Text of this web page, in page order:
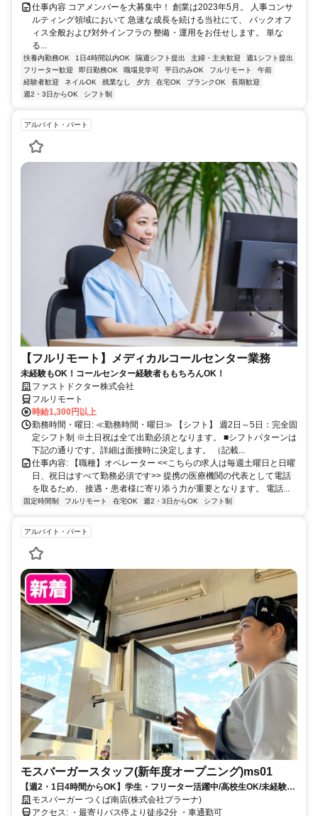
仕事内容 コアメンバーを大募集中！ 創業は2023年5月。 人事コンサ
ルティング領域において 急速な成長を続ける当社にて、 バックオフ
ィス全般および対外インフラの 整備・運用をお任せします。 単な
る...
扶養内勤務OK 1日4時間以内OK 隔週シフト提出 主婦・主夫歓迎
週1シフト提出
フリーター歓迎
即日勤務OK 職場見学可 平日のみOK フルリモート
午前
経験者歓迎
ネイルOK 残業なし 夕方 在宅OK ブランクOK
長期歓迎
週2・3日からOK
シフト制
アルバイト・パート
【フルリモート】メディカルコールセンター業務
未経験もOK！コールセンター経験者ももちろんOK！
ファストドクター株式会社
フルリモート
時給1,300円以上
勤務時間・曜日: ≪勤務時間・曜日≫ 【シフト】 週2日～5日：完全固
定シフト制 ※土日祝は全て出勤必須となります。ㅤ ■シフトパターンは
下記の通りです。詳細は面接時に決定します。 （記載...
仕事内容: 【職種】オペレーター <<こちらの求人は毎週土曜日と日曜
日、祝日はすべて勤務必須です>> 提携の医療機関の代表として電話
を取るため、 接遇・患者様に寄り添う力が重要となります。 電話...
固定時間制 フルリモート 在宅OK 週2・3日からOK シフト制
アルバイト・パート
モスバーガースタッフ(新年度オープニング)ms01
【週2・1日4時間からOK】学生・フリーター活躍中/高校生OK/未経験・
Ｗワーク・扶養内OK/新商品の試食が出来る
モスバーガー つくば南店(株式会社プラーナ)
アクセス: ・最寄りバス停より徒歩2分 ・車通勤可